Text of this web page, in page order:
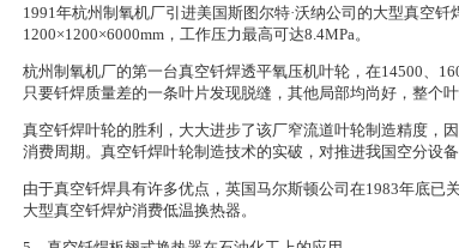
1991年杭州制氧机厂引进美国斯图尔特·沃纳公司的大型真空
1200×1200×6000mm，工作压力最高可达8.4MPa。
杭州制氧机厂的第一台真空钎焊透平氧压机叶轮，在14500、
只要钎焊质量差的一条叶片发现脱缝，其他局部均尚好，整个叶
真空钎焊叶轮的胜利，大大进步了该厂窄流道叶轮制造精度，
消费周期。真空钎焊叶轮制造技术的实破，对推进我国空分设
由于真空钎焊具有许多优点，英国马尔斯顿公司在1983年底已
大型真空钎焊炉消费低温换热器。